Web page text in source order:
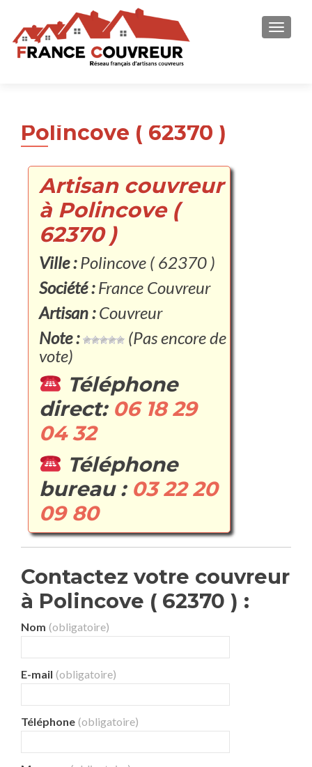
Polincove ( 62370 )
Artisan couvreur
à Polincove (
62370 )
Ville :Polincove ( 62370 )
Société :France Couvreur
Artisan :Couvreur
Note :
(Pas encore de
vote)
Téléphone
direct: 06 18 29
04 32
Téléphone
bureau : 03 22 20
09 80
Contactez votre couvreur
à Polincove ( 62370 ) :
Nom (obligatoire)
E-mail (obligatoire)
Téléphone (obligatoire)